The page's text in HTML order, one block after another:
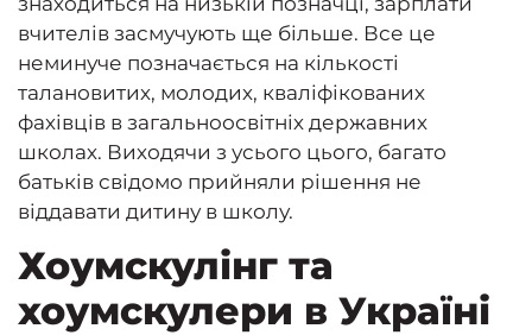
вчителів засмучують ще більше. Все це
неминуче позначається на кількості
талановитих, молодих, кваліфікованих
фахівців в загальноосвітніх державних
школах. Виходячи з усього цього, багато
батьків свідомо прийняли рішення не
віддавати дитину в школу.
Хоумскулінг та
хоумскулери в Україні